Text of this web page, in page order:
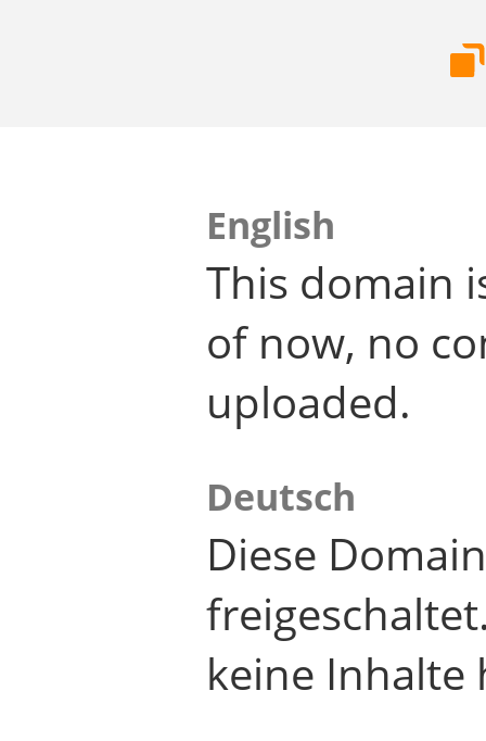
English
This domain
of now, no
uploaded.
Deutsch
Diese
keine Inhalte